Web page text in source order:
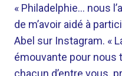
« Philadelphie… nous
de m’avoir aidé à
Abel sur Instagram. «
émouvante pour nous
chacun d’entre vous.